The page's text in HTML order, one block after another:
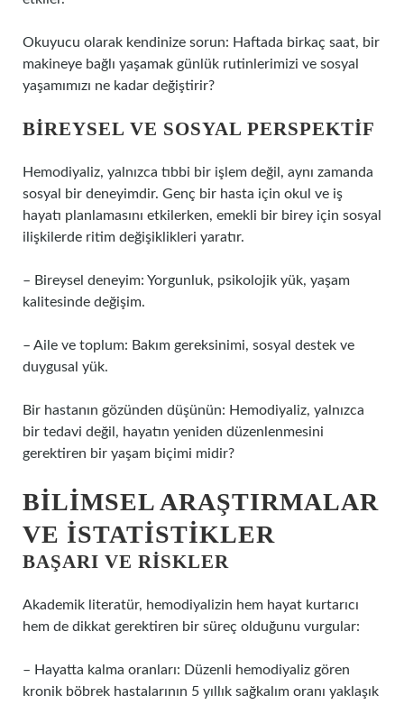
Okuyucu olarak kendinize sorun: Haftada birkaç saat, bir
makineye bağlı yaşamak günlük rutinlerimizi ve sosyal
yaşamımızı ne kadar değiştirir?
BIREYSEL VE SOSYAL PERSPEKTIF
Hemodiyaliz, yalnızca tıbbi bir işlem değil, aynı zamanda
sosyal bir deneyimdir. Genç bir hasta için okul ve iş
hayatı planlamasını etkilerken, emekli bir birey için sosyal
ilişkilerde ritim değişiklikleri yaratır.
– Bireysel deneyim: Yorgunluk, psikolojik yük, yaşam
kalitesinde değişim.
– Aile ve toplum: Bakım gereksinimi, sosyal destek ve
duygusal yük.
Bir hastanın gözünden düşünün: Hemodiyaliz, yalnızca
bir tedavi değil, hayatın yeniden düzenlenmesini
gerektiren bir yaşam biçimi midir?
BILIMSEL ARAŞTIRMALAR
VE İSTATISTIKLER
BAŞARI VE RISKLER
Akademik literatür, hemodiyalizin hem hayat kurtarıcı
hem de dikkat gerektiren bir süreç olduğunu vurgular:
– Hayatta kalma oranları: Düzenli hemodiyaliz gören
kronik böbrek hastalarının 5 yıllık sağkalım oranı yaklaşık